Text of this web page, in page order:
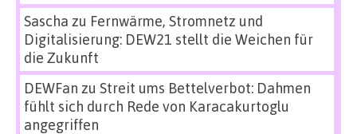
Sascha zu Fernwärme, Stromnetz und
Digitalisierung: DEW21 stellt die Weichen für
die Zukunft
DEWFan zu Streit ums Bettelverbot: Dahmen
fühlt sich durch Rede von Karacakurtoglu
angegriffen